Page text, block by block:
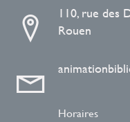
110, rue des
Rouen
Horaires